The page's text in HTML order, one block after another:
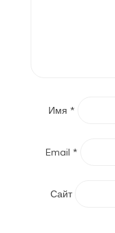
Имя *
Email *
Сайт